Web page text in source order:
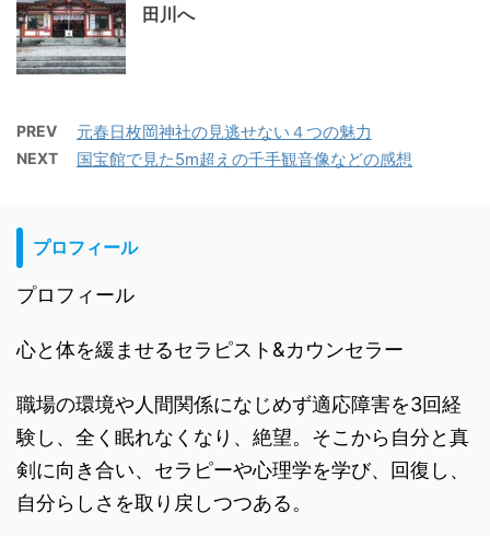
田川へ
PREV 元春日枚岡神社の見逃せない４つの魅力
NEXT 国宝館で見た5m超えの千手観音像などの感想
プロフィール
プロフィール
心と体を緩ませるセラピスト&カウンセラー
職場の環境や人間関係になじめず適応障害を3回経
験し、全く眠れなくなり、絶望。そこから自分と真
剣に向き合い、セラピーや心理学を学び、回復し、
自分らしさを取り戻しつつある。